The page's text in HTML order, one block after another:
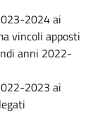
2024 ai
vincoli apposti
anni 2022-
2023 ai